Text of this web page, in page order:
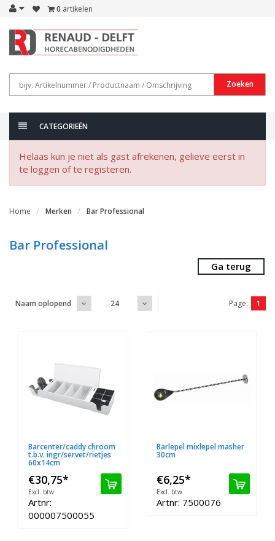
0 artikelen
Zoeken
CATEGORIEËN
Helaas kun je niet als gast afrekenen, gelieve eerst in
te loggen of te registeren.
Home Merken Bar Professional
Bar Professional
Ga terug
Naam oplopend 24 Page: 1
Barcenter/caddy chroom
t.b.v. ingr/servet/rietjes
60x14cm
€30,75*
Excl. btw
Artnr:
000007500055
Barlepel mixlepel masher
30cm
€6,25*
Excl. btw
Artnr: 7500076